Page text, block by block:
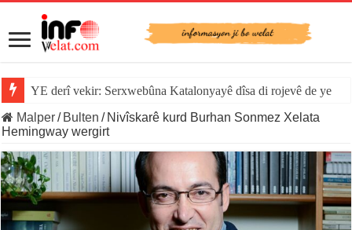
YE derî vekir: Serxwebûna Katalonyayê dîsa di rojevê de ye
Malper/ Bulten / Nivîskarê kurd Burhan Sonmez Xelata
Hemingway wergirt